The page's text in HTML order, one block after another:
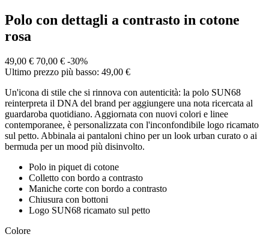
Polo con dettagli a contrasto in cotone
rosa
49,00 € 70,00 € -30%
Ultimo prezzo più basso: 49,00 €
Un'icona di stile che si rinnova con autenticità: la polo SUN68
reinterpreta il DNA del brand per aggiungere una nota ricercata al
guardaroba quotidiano. Aggiornata con nuovi colori e linee
contemporanee, è personalizzata con l'inconfondibile logo ricamato
sul petto. Abbinala ai pantaloni chino per un look urban curato o ai
bermuda per un mood più disinvolto.
Polo in piquet di cotone
Colletto con bordo a contrasto
Maniche corte con bordo a contrasto
Chiusura con bottoni
Logo SUN68 ricamato sul petto
Colore